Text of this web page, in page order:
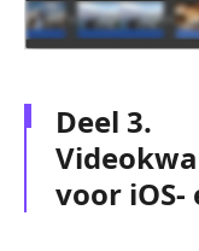
Deel 3.
voor